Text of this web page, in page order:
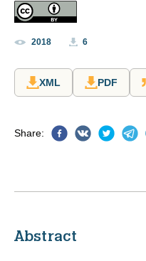
2018 6
XML PDF
Share:
Abstract